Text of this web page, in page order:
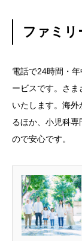
ファミリ
電話で24時間・
ービスです。さ
いたします。海
るほか、小児科
ので安心です。